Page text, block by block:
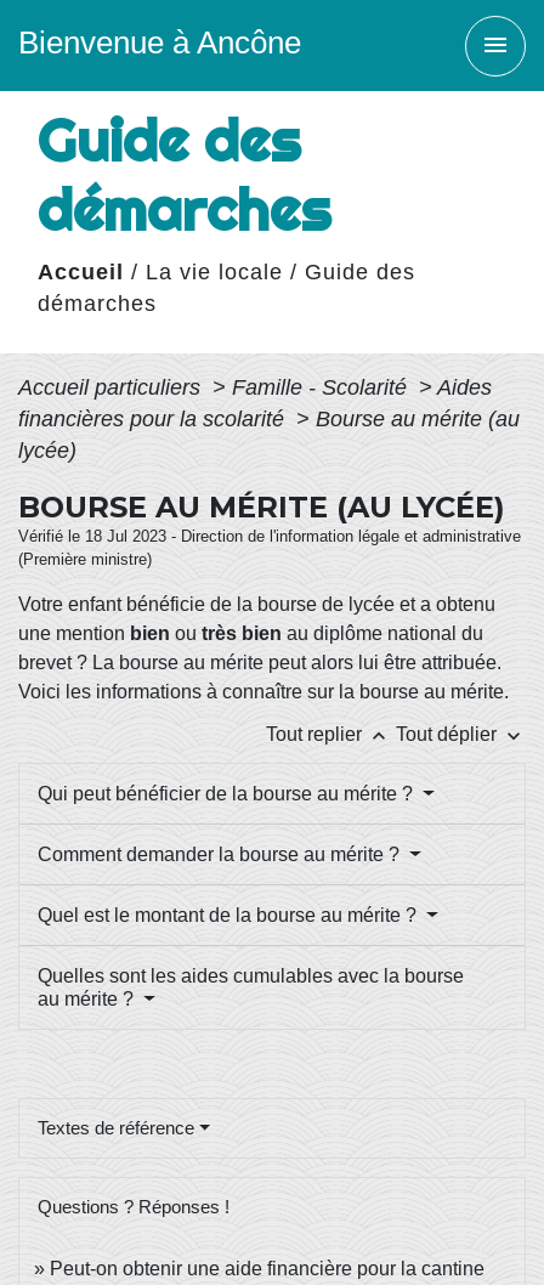
Bienvenue à Ancône menu
Guide des
démarches
Accueil / La vie locale / Guide des
démarches
Accueil particuliers > Famille - Scolarité > Aides
financières pour la scolarité > Bourse au mérite (au
lycée)
BOURSE AU MÉRITE (AU LYCÉE)
Vérifié le 18 Jul 2023 - Direction de l'information légale et administrative
(Première ministre)
Votre enfant bénéficie de la bourse de lycée et a obtenu
une mention bien ou très bien au diplôme national du
brevet ? La bourse au mérite peut alors lui être attribuée.
Voici les informations à connaître sur la bourse au mérite.
Tout replier keyboard_arrow_up Tout déplier keyboard_arrow_down
Qui peut bénéficier de la bourse au mérite ?
Comment demander la bourse au mérite ?
Quel est le montant de la bourse au mérite ?
Quelles sont les aides cumulables avec la bourse
au mérite ?
Textes de référence
Questions ? Réponses !
Peut-on obtenir une aide financière pour la cantine